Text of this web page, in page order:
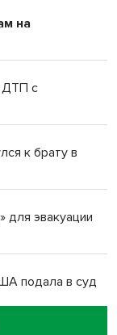
на
ДТП с
к брату в
для эвакуации
подала в суд